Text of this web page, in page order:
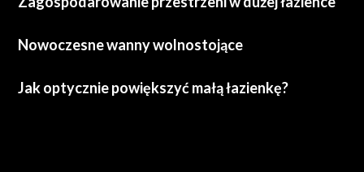
Nowoczesne wanny wolnostojące
Jak optycznie powiększyć małą łazienkę?